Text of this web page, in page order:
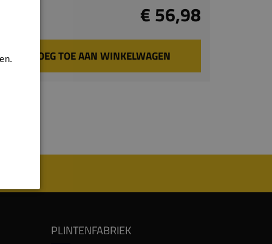
€ 56,98
VOEG TOE AAN WINKELWAGEN
PLINTENFABRIEK